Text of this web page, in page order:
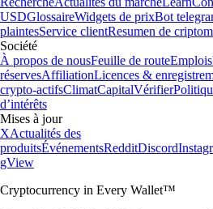
USDGlossaireWidgets de prixBot
plaintesService clientResumen de
Société
À propos de nousFeuille de routeEmplois
réservesAffiliationLicences &
crypto-actifsClimatCapitalVérifier
d’intérêts
Mises à jour
XActualités des
produitsÉvénementsRedditDiscord
gView
Cryptocurrency in Every Wallet™